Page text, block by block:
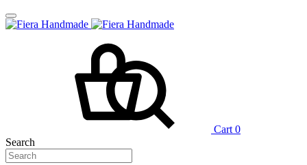
Cart 0
Search